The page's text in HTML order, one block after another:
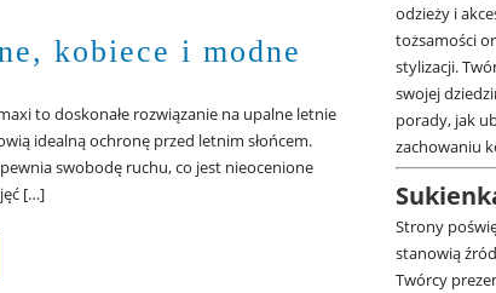
kobiece i modne
to doskonałe rozwiązanie na upalne letnie
idealną ochronę przed letnim słońcem.
swobodę ruchu, co jest nieocenione
[…]
odzieży i
tożsamości
stylizacji.
swojej
porady, jak
zachowaniu
Strony
stanowią
Twórcy